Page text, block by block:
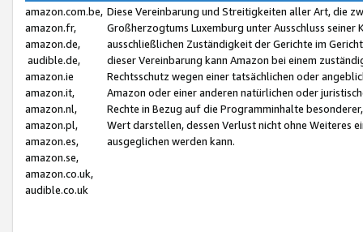
amazon.com.be,
amazon.fr,
amazon.de,
audible.de,
amazon.ie
amazon.it,
amazon.nl,
amazon.pl,
amazon.es,
amazon.se,
amazon.co.uk,
audible.co.uk
Diese Vereinbarung und Streitigkeiten aller Art, die
Großherzogtums Luxemburg unter Ausschluss
ausschließlichen Zuständigkeit der Gerichte im
dieser Vereinbarung kann Amazon bei einem
Rechtsschutz wegen einer tatsächlichen oder
Amazon oder einer anderen natürlichen oder
Rechte in Bezug auf die Programminhalte
Wert darstellen, dessen Verlust nicht ohne Weiteres
ausgeglichen werden kann.